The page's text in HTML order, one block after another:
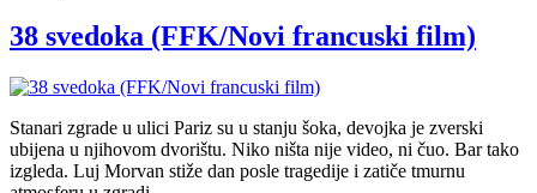
38 svedoka (FFK/Novi francuski film)
Stanari zgrade u ulici Pariz su u stanju šoka, devojka je zverski
ubijena u njihovom dvorištu. Niko ništa nije video, ni čuo. Bar tako
izgleda. Luj Morvan stiže dan posle tragedije i zatiče tmurnu